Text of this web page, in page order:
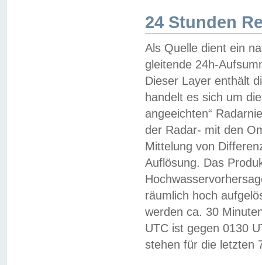
24 Stunden
Als Quelle dient ein
gleitende 24h-
Dieser Layer enthält
handelt es sich um
angeeichten“
der Radar- mit den
Mittelung von
Auflösung. Das
räumlich hoch
werden ca. 30
UTC ist gegen 0130
stehen für die letzten